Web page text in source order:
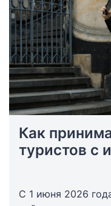
Как
туристов с
С 1 июня 2026